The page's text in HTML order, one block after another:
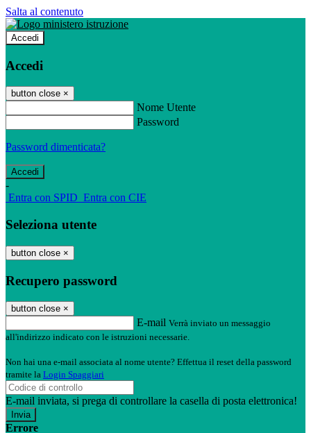
Salta al contenuto
Accedi
Accedi
button close ×
Nome Utente
Password
Password dimenticata?
-
Entra con SPID Entra con CIE
Seleziona utente
button close ×
Recupero password
button close ×
E-mail Verrà inviato un messaggio
all'indirizzo indicato con le istruzioni necessarie.
Non hai una e-mail associata al nome utente? Effettua il reset della password
tramite la Login Spaggiari
E-mail inviata, si prega di controllare la casella di posta elettronica!
Errore